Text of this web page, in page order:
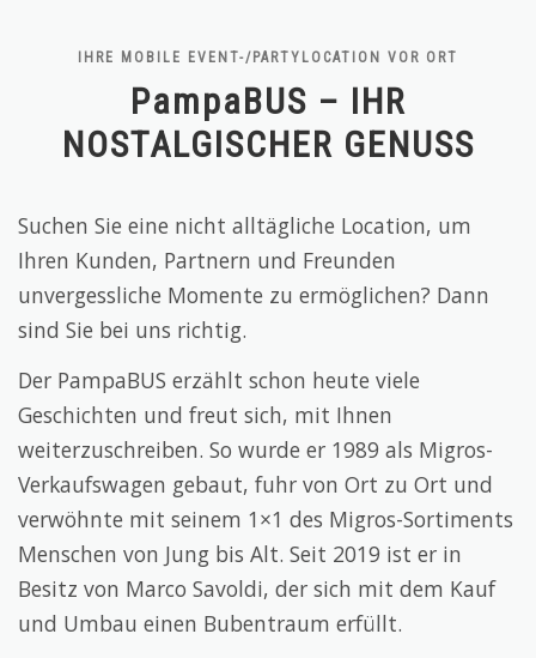
IHRE MOBILE EVENT-/PARTYLOCATION VOR ORT
PampaBUS – IHR
NOSTALGISCHER GENUSS
Suchen Sie eine nicht alltägliche Location, um
Ihren Kunden, Partnern und Freunden
unvergessliche Momente zu ermöglichen? Dann
sind Sie bei uns richtig.
Der PampaBUS erzählt schon heute viele
Geschichten und freut sich, mit Ihnen
weiterzuschreiben. So wurde er 1989 als Migros-
Verkaufswagen gebaut, fuhr von Ort zu Ort und
verwöhnte mit seinem 1×1 des Migros-Sortiments
Menschen von Jung bis Alt. Seit 2019 ist er in
Besitz von Marco Savoldi, der sich mit dem Kauf
und Umbau einen Bubentraum erfüllt.